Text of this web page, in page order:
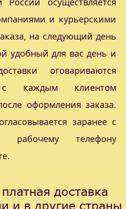
и курьерскими
на следующий день
удобный для вас день и
оговариваются
с каждым клиентом
оформления заказа.
заранее с
рабочему телефону
доставка
и в другие страны